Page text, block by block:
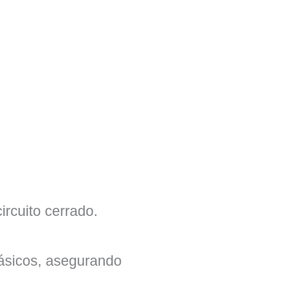
cerrado.
asegurando